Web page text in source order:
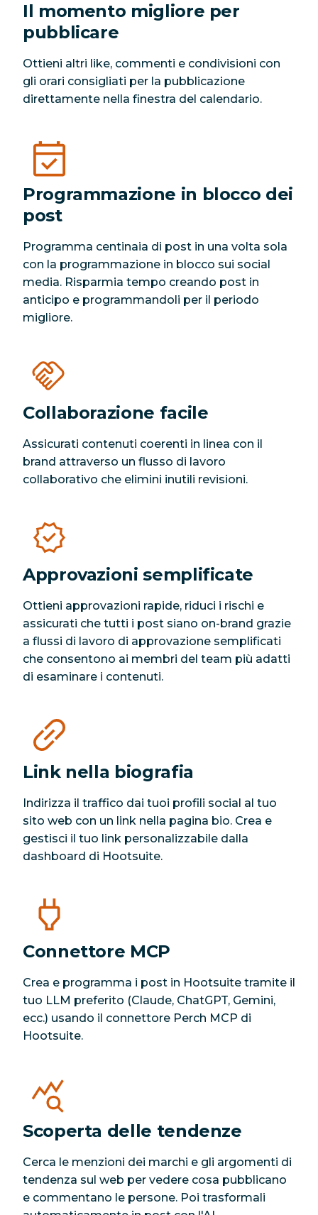
Il momento migliore per
pubblicare
Ottieni altri like, commenti e condivisioni con
gli orari consigliati per la pubblicazione
direttamente nella finestra del calendario.
Programmazione in blocco dei
post
Programma centinaia di post in una volta sola
con la programmazione in blocco sui social
media. Risparmia tempo creando post in
anticipo e programmandoli per il periodo
migliore.
Collaborazione facile
Assicurati contenuti coerenti in linea con il
brand attraverso un flusso di lavoro
collaborativo che elimini inutili revisioni.
Approvazioni semplificate
Ottieni approvazioni rapide, riduci i rischi e
assicurati che tutti i post siano on-brand grazie
a flussi di lavoro di approvazione semplificati
che consentono ai membri del team più adatti
di esaminare i contenuti.
Link nella biografia
Indirizza il traffico dai tuoi profili social al tuo
sito web con un link nella pagina bio. Crea e
gestisci il tuo link personalizzabile dalla
dashboard di Hootsuite.
Connettore MCP
Crea e programma i post in Hootsuite tramite il
tuo LLM preferito (Claude, ChatGPT, Gemini,
ecc.) usando il connettore Perch MCP di
Hootsuite.
Scoperta delle tendenze
Cerca le menzioni dei marchi e gli argomenti di
tendenza sul web per vedere cosa pubblicano
e commentano le persone. Poi trasformali